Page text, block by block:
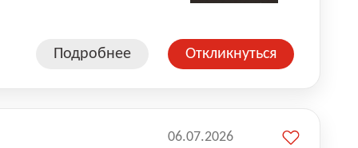
сети, где
Ozon
Подробнее Откликнуться
06.07.2026